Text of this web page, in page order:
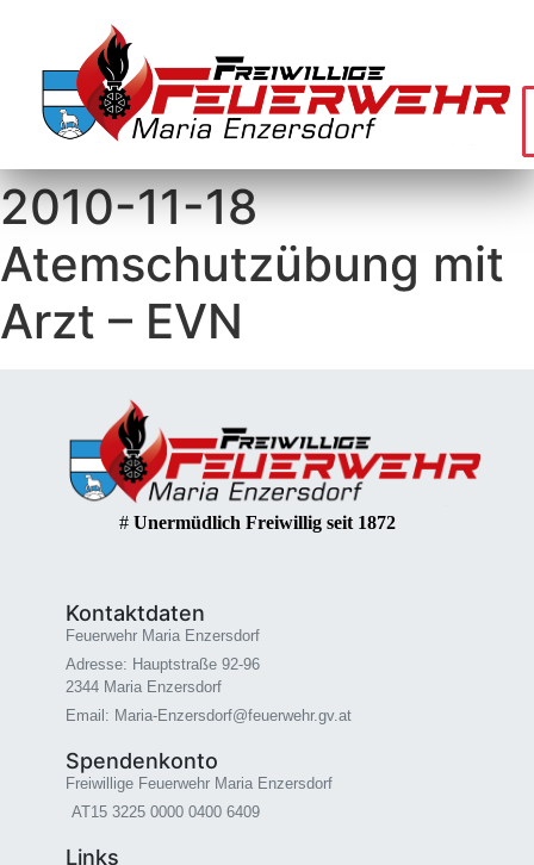
2010-11-18
Atemschutzübung mit
Arzt – EVN
# Unermüdlich Freiwillig seit 1872
Kontaktdaten
Feuerwehr Maria Enzersdorf
Adresse: Hauptstraße 92-96
2344 Maria Enzersdorf
Email: Maria-Enzersdorf@feuerwehr.gv.at
Spendenkonto
Freiwillige Feuerwehr Maria Enzersdorf
AT15 3225 0000 0400 6409
Links